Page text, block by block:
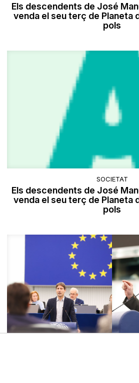
Els descendents de José
venda el seu terç de Planeta
pols
SOCIETAT
Els descendents de José
venda el seu terç de Planeta
pols